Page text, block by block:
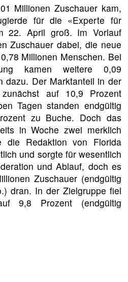
Millionen Zuschauer kam,
für die «Experte für
22. April groß. Im Vorlauf
Zuschauer dabei, die neue
Millionen Menschen. Bei
kamen weitere 0,09
dazu. Der Marktanteil in der
auf 10,9 Prozent
Tagen standen endgültig
zu Buche. Doch das
in Woche zwei merklich
die Redaktion von Florida
und sorgte für wesentlich
und Ablauf, doch es
Zuschauer (endgültig
dran. In der Zielgruppe fiel
9,8 Prozent (endgültig